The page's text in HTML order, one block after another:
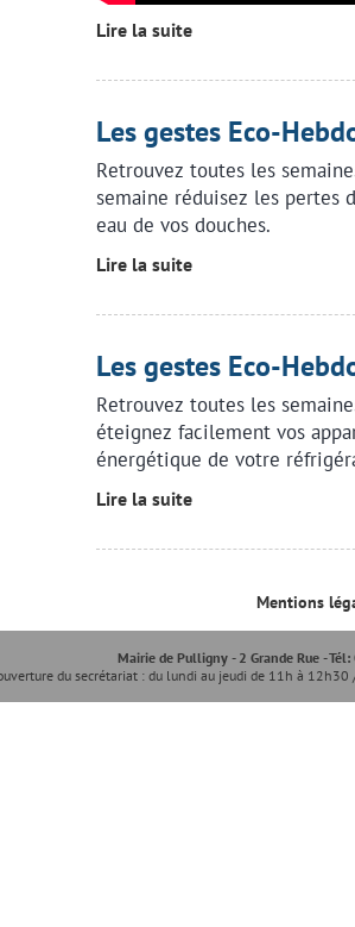
Lire la suite
Les gestes Eco-
Retrouvez toutes les
semaine réduisez les pertes
eau de vos douches.
Lire la suite
Les gestes Eco-
Retrouvez toutes les
éteignez facilement vos
énergétique de votre
Lire la suite
Mentions
Mairie de Pulligny - 2 Grande Rue -
du secrétariat : du lundi au jeudi de 11h à